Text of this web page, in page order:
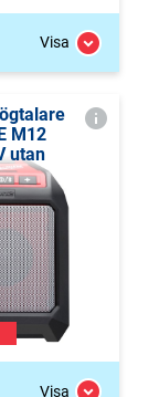
Visa
M12
utan
Visa